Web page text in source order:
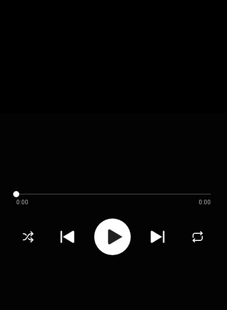
0:00 0:00